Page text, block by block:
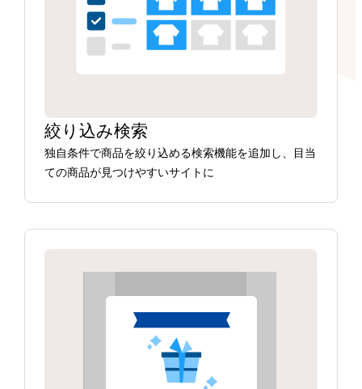
絞り込み検索
独自条件で商品を絞り込める検索機能を追加し、目当
ての商品が見つけやすいサイトに